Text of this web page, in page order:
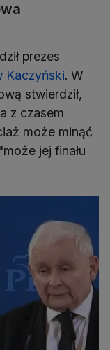
prezes
Kaczyński. W
stwierdził,
z czasem
może minąć
jej finału